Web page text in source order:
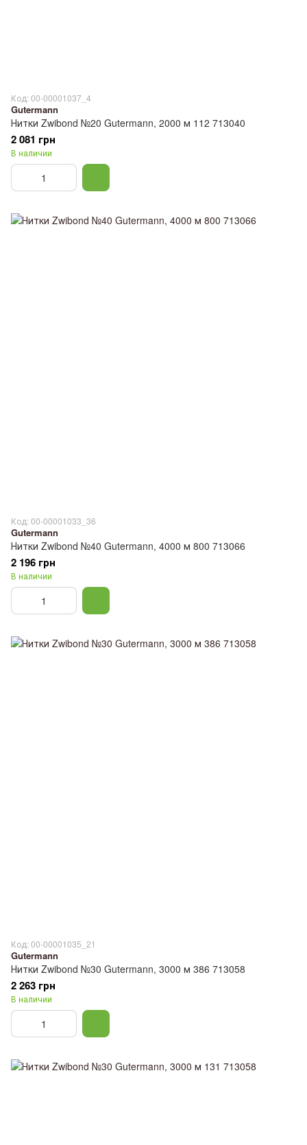
Код: 00-00001037_4
Gutermann
Нитки Zwibond №20 Gutermann, 2000 м 112 713040
2 081 грн
В наличии
Код: 00-00001033_36
Gutermann
Нитки Zwibond №40 Gutermann, 4000 м 800 713066
2 196 грн
В наличии
Код: 00-00001035_21
Gutermann
Нитки Zwibond №30 Gutermann, 3000 м 386 713058
2 263 грн
В наличии